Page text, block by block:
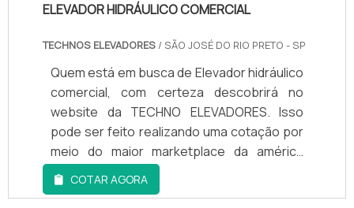
ELEVADOR HIDRÁULICO COMERCIAL
TECHNOS ELEVADORES / SÃO JOSÉ DO RIO PRETO - SP
Quem está em busca de Elevador hidráulico
comercial, com certeza descobrirá no
website da TECHNO ELEVADORES. Isso
pode ser feito realizando uma cotação por
meio do maior marketplace da américa
latina e conhecendo a líder do
mercado.MAIS DETALHES SOBRE
COTAR AGORA